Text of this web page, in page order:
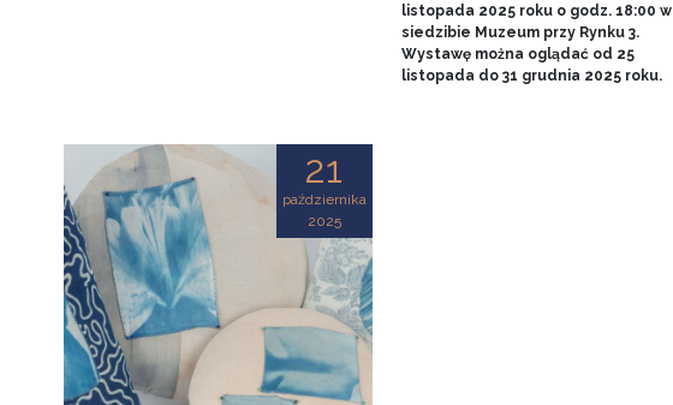
listopada 2025 roku o godz. 18:00 w
siedzibie Muzeum przy Rynku 3.
Wystawę można oglądać od 25
listopada do 31 grudnia 2025 roku.
21
października
2025